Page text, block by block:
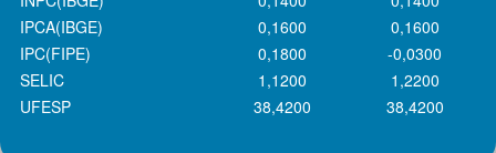
IPCA(IBGE)
0,1600
0,1600
IPC(FIPE)
0,1800
-0,0300
SELIC
1,1200
1,2200
UFESP
38,4200 38,4200